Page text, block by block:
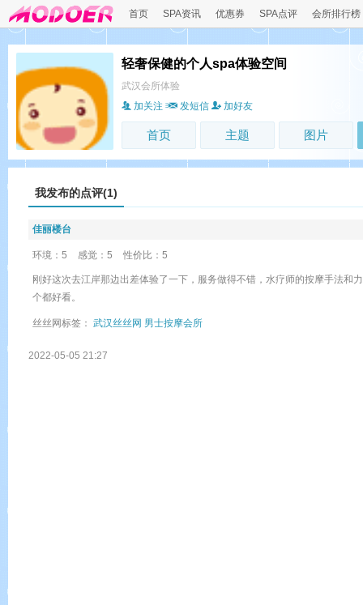
首页 SPA资讯 优惠券 SPA点评 会所排行榜
轻奢保健的个人spa体验空间
武汉会所体验
加关注
发短信 加好友
首页 主题 图片
我发布的点评(1)
佳丽楼台
环境：5 感觉：5 性价比：5
刚好这次去江岸那边出差体验了一下，服务做得不错，水疗师的按摩手法和
个都好看。
丝丝网标签： 武汉丝丝网 男士按摩会所
2022-05-05 21:27